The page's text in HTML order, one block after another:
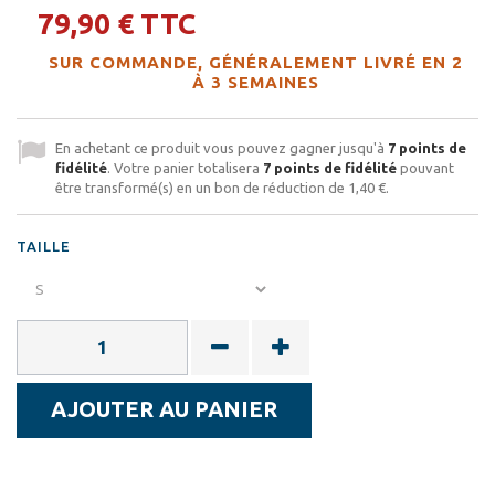
79,90 € TTC
SUR COMMANDE, GÉNÉRALEMENT LIVRÉ EN 2
À 3 SEMAINES
En achetant ce produit vous pouvez gagner jusqu'à 7 points de
fidélité . Votre panier totalisera 7 points de fidélité pouvant
être transformé(s) en un bon de réduction de 1,40 €
TAILLE
AJOUTER AU PANIER